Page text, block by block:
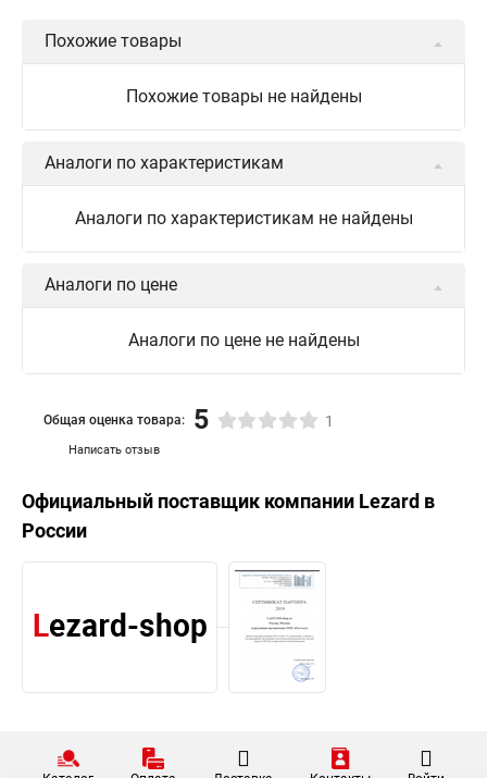
Похожие товары
Похожие товары не найдены
Аналоги по характеристикам
Аналоги по характеристикам не найдены
Аналоги по цене
Аналоги по цене не найдены
Написать отзыв
Общая оценка товара: 5 1
Официальный поставщик компании Lezard в
России